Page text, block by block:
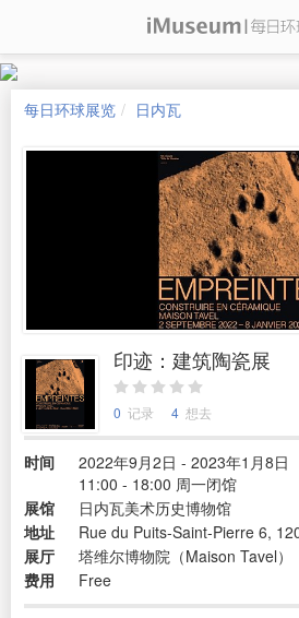
每日环球展览 日内瓦
印迹：建筑陶瓷展
0 记录 4 想去
时间
2022年9月2日 - 2023年1月8日
11:00 - 18:00 周一闭馆
展馆
日内瓦美术历史博物馆
地址
Rue du Puits-Saint-Pierre 6,
展厅
塔维尔博物院（Maison Tavel）
费用
Free